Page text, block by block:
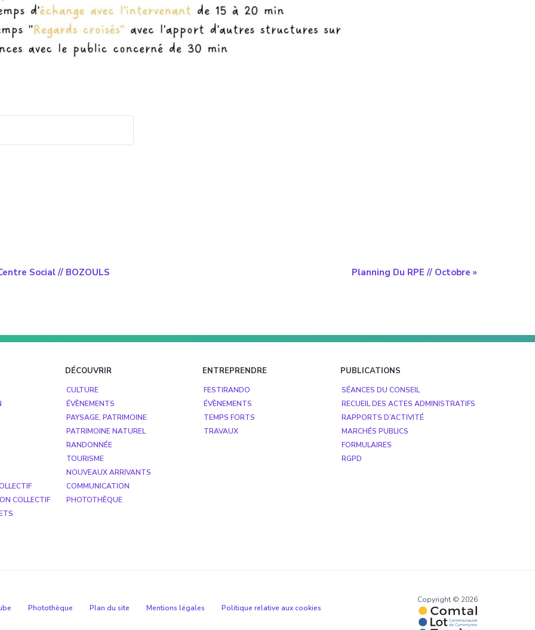
Social // BOZOULS Planning Du RPE // Octobre »
COLLECTIF
DÉCOUVRIR
CULTURE
ÉVÈNEMENTS
PAYSAGE, PATRIMOINE
PATRIMOINE NATUREL
RANDONNÉE
TOURISME
NOUVEAUX ARRIVANTS
COMMUNICATION
PHOTOTHÈQUE
ENTREPRENDRE
FESTIRANDO
ÉVÈNEMENTS
TEMPS FORTS
TRAVAUX
PUBLICATIONS
SÉANCES DU CONSEIL
RECUEIL DES ACTES ADMINISTRATIFS
RAPPORTS D’ACTIVITÉ
MARCHÉS PUBLICS
FORMULAIRES
RGPD
Photothèque Plan du site Mentions légales Politique relative aux cookies
Copyright © 2026